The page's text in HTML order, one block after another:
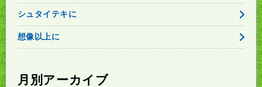
シュタイテキに
想像以上に
月別アーカイブ